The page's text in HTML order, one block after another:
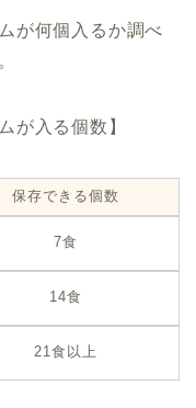
が何個入るか調べ
が入る個数】
保存できる個数
7食
14食
21食以上